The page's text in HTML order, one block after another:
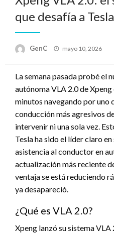
que desafía a
GenC
Publicado
mayo 10, 2026
La semana pasada probé el
autónoma VLA 2.0 de
minutos navegando por uno
conducción más agresivos
intervenir ni una sola vez.
Tesla ha sido el líder claro
asistencia al conductor en
actualización más reciente
ventaja se está reduciendo
ya desapareció.
¿Qué es VLA 2.0?
Xpeng lanzó su sistema